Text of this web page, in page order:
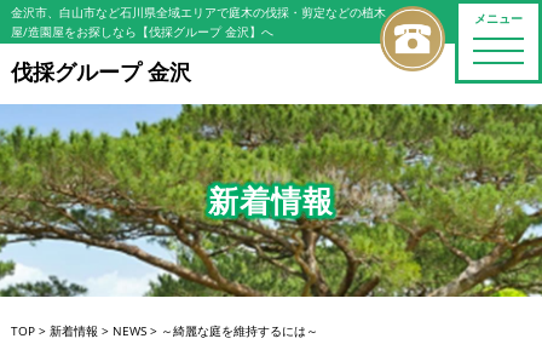
メニュー
toggle
金沢市、白山市など石川県全域エリアで庭木の伐採・剪定などの植木
屋/造園屋をお探しなら【伐採グループ 金沢】へ
伐採グループ 金沢
新着情報
TOP> 新着情報 > NEWS> ～綺麗な庭を維持するには～